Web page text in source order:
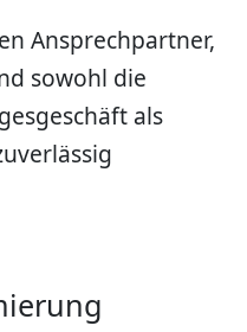
Ansprechpartner,
sowohl die
als